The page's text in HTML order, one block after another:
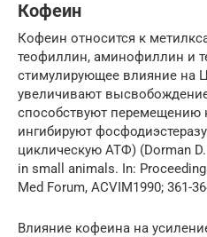
Кофеин
Кофеин относится к
теофиллин, аминофиллин и
стимулирующее влияние на
увеличивают
способствуют перемещению
ингибируют
циклическую АТФ) (Dorman
in small animals. In:
Med Forum, ACVIM1990; 361-
Влияние кофеина на